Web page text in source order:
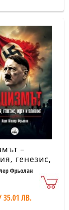
–
генезис,
влияние
Фрьолан
35.01 ЛВ.